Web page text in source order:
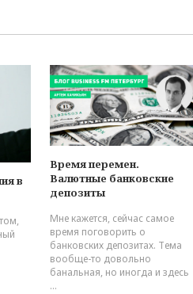
в
Время перемен.
Валютные банковские
депозиты
Мне кажется, сейчас самое
время поговорить о
банковских депозитах. Тема
вообще-то довольно
банальная, но иногда и здесь
...